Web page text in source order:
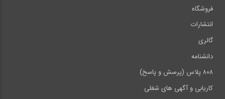
فروشگاه
انتشارات
گالری
دانشنامه
۸۰۸ پلاس (پرسش و پاسخ)
کاریابی و آگهی های شغلی